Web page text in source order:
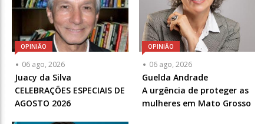
OPINIÃO
06 ago, 2026
Articulista
ou
Chamada
-
Juacy da Silva
CELEBRAÇÕES ESPECIAIS DE
AGOSTO 2026
OPINIÃO
06 ago, 2026
Articulista
ou
Chamada
-
Guelda Andrade
A urgência de proteger as
mulheres em Mato Grosso